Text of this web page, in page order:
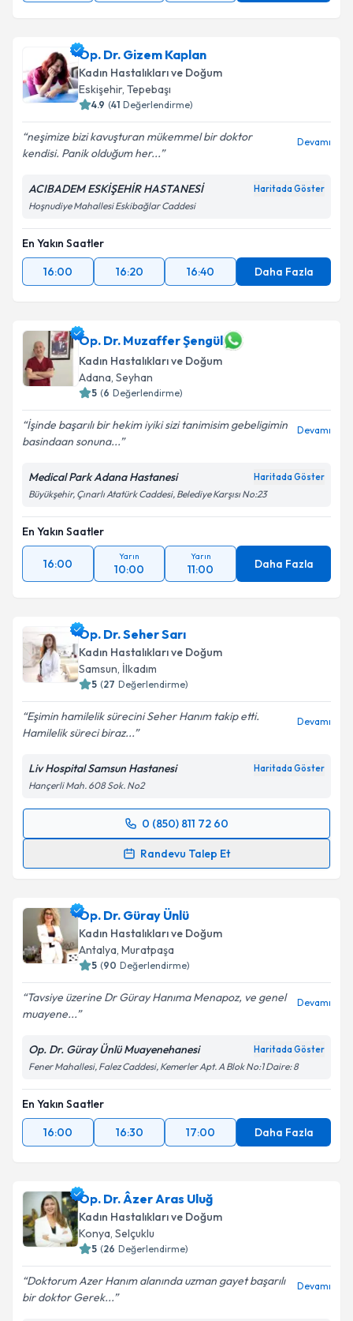
Op. Dr. Gizem Kaplan
Kadın Hastalıkları ve Doğum
Eskişehir, Tepebaşı
4.9 (41 Değerlendirme)
neşimize bizi kavuşturan mükemmel bir doktor
kendisi. Panik olduğum her...
Devamı
ACIBADEM ESKİŞEHİR HASTANESİ Haritada Göster
Hoşnudiye Mahallesi Eskibağlar Caddesi
En Yakın Saatler
16:00
16:20 16:40 Daha Fazla
Op. Dr. Muzaffer Şengül
Kadın Hastalıkları ve Doğum
Adana, Seyhan
5 (6 Değerlendirme)
İşinde başarılı bir hekim iyiki sizi tanimisim gebeligimin
basindaan sonuna...
Devamı
Medical Park Adana Hastanesi Haritada Göster
Büyükşehir, Çınarlı Atatürk Caddesi, Belediye Karşısı No:23
En Yakın Saatler
16:00
Yarın
10:00
Yarın
11:00 Daha Fazla
Op. Dr. Seher Sarı
Kadın Hastalıkları ve Doğum
Samsun, İlkadım
5 (27 Değerlendirme)
Eşimin hamilelik sürecini Seher Hanım takip etti.
Hamilelik süreci biraz...
Devamı
Liv Hospital Samsun Hastanesi Haritada Göster
Hançerli Mah. 608 Sok. No2
0 (850) 811 72 60
Randevu Talep Et
Randevu Takvimi Talebi
takvim hazırlandığında e-posta ile bilgilendireceğiz.
E-posta Adresiniz
Metni'ni okudum ve kişisel verilerimin belirtilen
kapsamda işlenmesini kabul ediyorum.
Op. Dr. Güray Ünlü
Kadın Hastalıkları ve Doğum
Antalya, Muratpaşa
5 (90 Değerlendirme)
Tavsiye üzerine Dr Güray Hanıma Menapoz, ve genel
muayene...
Devamı
Op. Dr. Güray Ünlü Muayenehanesi Haritada Göster
Fener Mahallesi, Falez Caddesi, Kemerler Apt. A Blok No:1 Daire: 8
En Yakın Saatler
16:00
16:30 17:00 Daha Fazla
Op. Dr. Âzer Aras Uluğ
Kadın Hastalıkları ve Doğum
Konya, Selçuklu
5 (26 Değerlendirme)
Doktorum Azer Hanım alanında uzman gayet başarılı
bir doktor Gerek...
Devamı